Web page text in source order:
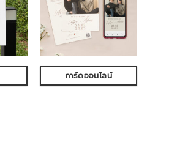
การ์ดออนไลน์